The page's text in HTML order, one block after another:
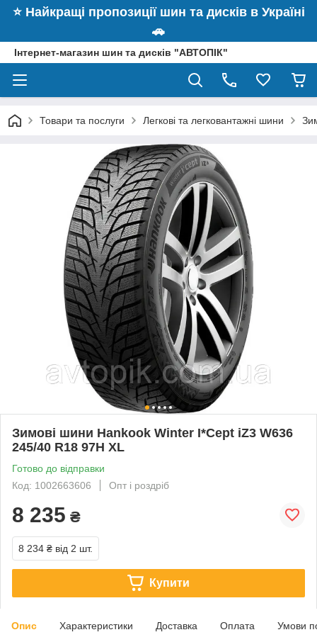
⭐️ Найкращі пропозиції шин та дисків в Україні
🚗
Інтернет-магазин шин та дисків "АВТОПІК"
Товари та послуги Легкові та легковантажні шини
Зимові шини Hankook Winter I*Cept iZ3 W636
245/40 R18 97H XL
Готово до відправки
Код: 1002663606
Опт і роздріб
8 235 ₴
8 234 ₴ від 2 шт.
Купити
Опис Характеристики Доставка Оплата Умови